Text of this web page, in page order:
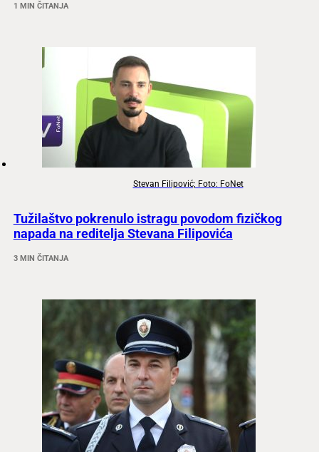
1 MIN ČITANJA
Stevan Filipović; Foto: FoNet
Tužilaštvo pokrenulo istragu povodom fizičkog
napada na reditelja Stevana Filipovića
3 MIN ČITANJA